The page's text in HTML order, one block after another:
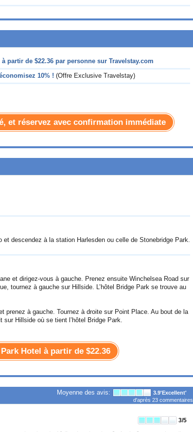
à partir de $22.36 par personne sur Travelstay.com
10% ! (Offre Exclusive Travelstay)
et réservez avec confirmation immédiate
descendez à la station Harlesden ou celle de Stonebridge Park.
et dirigez-vous à gauche. Prenez ensuite Winchelsea Road sur
tournez à gauche sur Hillside. L’hôtel Bridge Park se trouve au
prenez à gauche. Tournez à droite sur Point Place. Au bout de la
Hillside où se tient l’hôtel Bridge Park.
Hotel à partir de $22.36
Moyenne des avis: 3.9'Excellent'
d'après 23commentaires
3/5